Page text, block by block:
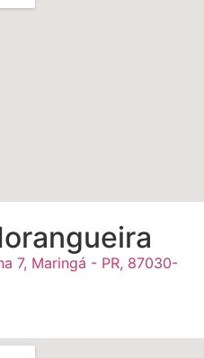
7, Maringá - PR, 87030-